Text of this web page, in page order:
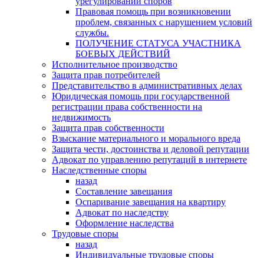
Правовая помощь при возникновении
проблем, связанных с нарушением условий
службы.
ПОЛУЧЕНИЕ СТАТУСА УЧАСТНИКА
БОЕВЫХ ДЕЙСТВИЙ
Исполнительное производство
Защита прав потребителей
Представительство в административных делах
Юридическая помощь при государственной
регистрации права собственности на
недвижимость
Защита прав собственности
Взыскание материального и морального вреда
Защита чести, достоинства и деловой репутации
Адвокат по управлению репутаций в интернете
Наследственные споры
назад
Составление завещания
Оспаривание завещания на квартиру
Адвокат по наследству
Оформление наследства
Трудовые споры
назад
Индивидуальные трудовые споры